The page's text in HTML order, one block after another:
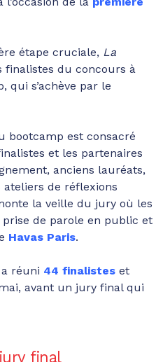
étape cruciale,
La
finalistes du concours à
, qui s’achève par le
bootcamp est consacré
et les partenaires
anciens lauréats,
ateliers de réflexions
la veille du jury où les
de parole en public et
Havas Paris
réuni 44 finalistes et
avant un jury final qui
final